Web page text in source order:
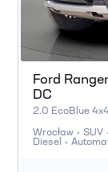
Ford
DC
2.0 EcoBlue
Wrocław SUV
Diesel